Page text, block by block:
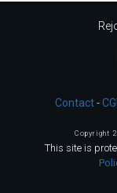
Contact-
Copyright
This site is